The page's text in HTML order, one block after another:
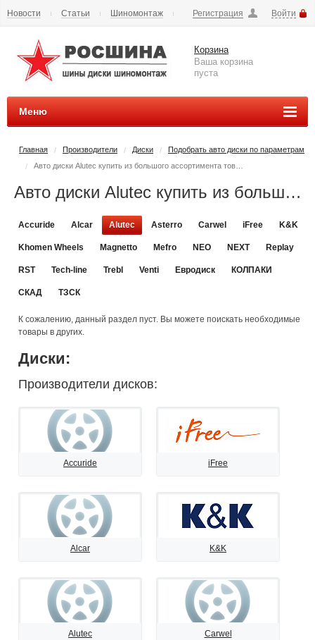
Регистрация Войти
Новости Статьи
Шиномонтаж
Вопросы и ответы
Контакты Наши реквизиты
Корзина
Ваша корзина
пуста
Меню
Главная / Производители / Диски / Подобрать авто диски по параметрам
/
Авто диски Alutec купить из большого ассортимента товаров - РОСШИНА.РФ шины и диски во Владимире купить
Accuride Alcar Alutec Asterro Carwel iFree K&K
Khomen Wheels Magnetto Mefro NEO NEXT Replay
RST Tech-line Trebl Venti Евродиск КОЛПАКИ
СКАД ТЗСК
К сожалению, данный раздел пуст. Вы можете поискать необходимые
товары в других.
Диски:
Производители дисков:
Accuride iFree
Alcar K&K
Alutec Carwel